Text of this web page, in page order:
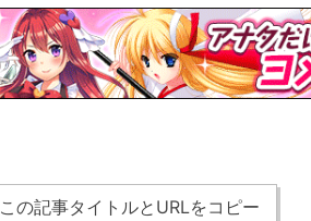
この記事タイトルとURLをコピー